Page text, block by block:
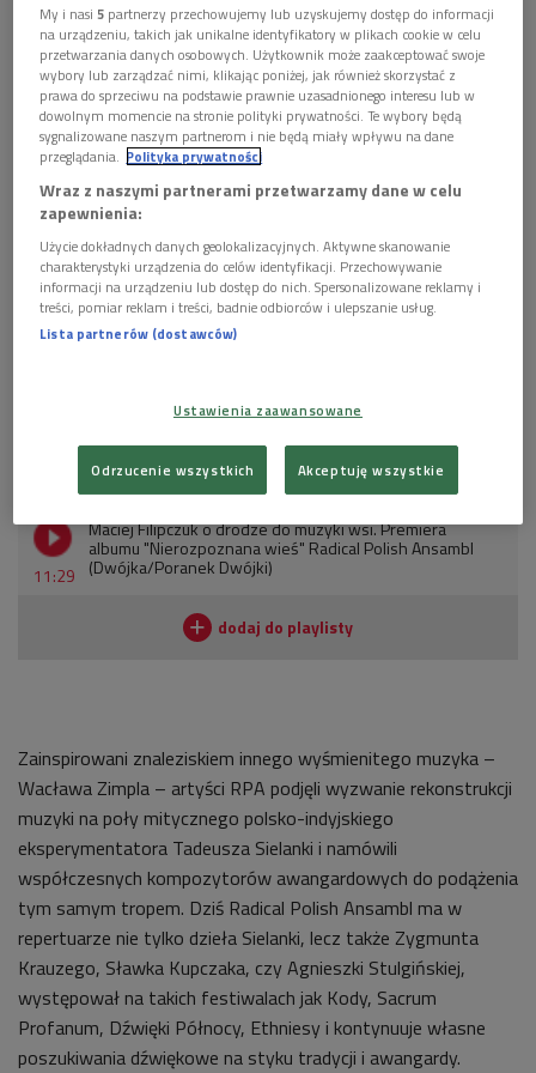
Kto gra w Radical Polish Ansambl?
Radical Polish Ansambl to utopijna próba połączenia tego, co
najbardziej archaiczne w tradycji polskiej wsi, z tym, co
najbardziej awangardowe we współczesnej muzyce
eksperymentalnej.
Zespół to sześć "ludowych" skrzypaczek i skrzypków oraz
grający na dżazie perkusista – artyści znani z takich grup, jak
L. Stadt, Lautari, Tęgie Chłopy czy Odpoczno: Maciej Filipczuk
(kierownictwo muzyczne), Emilia Bolibrzuch, Łucja Siedlik,
POSŁUCHAJ 2. CZĘŚCI ROZMOWY Z MACIEJEM
FILIPCZUKIEM
11:29
Maciej Filipczuk o drodze do muzyki wsi. Premiera
albumu "Nierozpoznana wieś" Radical Polish Ansambl
(Dwójka/Poranek Dwójki)
Zainspirowani znaleziskiem innego wyśmienitego muzyka –
Wacława Zimpla – artyści RPA podjęli wyzwanie rekonstrukcji
muzyki na poły mitycznego polsko-indyjskiego
eksperymentatora Tadeusza Sielanki i namówili
współczesnych kompozytorów awangardowych do podążenia
tym samym tropem. Dziś Radical Polish Ansambl ma w
repertuarze nie tylko dzieła Sielanki, lecz także Zygmunta
Krauzego, Sławka Kupczaka, czy Agnieszki Stulgińskiej,
występował na takich festiwalach jak Kody, Sacrum
Profanum, Dźwięki Północy, Ethniesy i kontynuuje własne
poszukiwania dźwiękowe na styku tradycji i awangardy.
My i nasi5 partnerzy przechowujemy lub uzyskujemy dostęp do informacji
na urządzeniu, takich jak unikalne identyfikatory w plikach cookie w celu
przetwarzania danych osobowych. Użytkownik może zaakceptować swoje
wybory lub zarządzać nimi, klikając poniżej, jak również skorzystać z
prawa do sprzeciwu na podstawie prawnie uzasadnionego interesu lub w
dowolnym momencie na stronie polityki prywatności. Te wybory będą
sygnalizowane naszym partnerom i nie będą miały wpływu na dane
przeglądania. Polityka prywatności
Wraz z naszymi partnerami przetwarzamy dane w celu
zapewnienia:
Użycie dokładnych danych geolokalizacyjnych. Aktywne skanowanie
charakterystyki urządzenia do celów identyfikacji. Przechowywanie
informacji na urządzeniu lub dostęp do nich. Spersonalizowane reklamy i
treści, pomiar reklam i treści, badnie odbiorców i ulepszanie usług.
Lista partnerów (dostawców)
Ustawienia zaawansowane
Odrzucenie wszystkich Akceptuję wszystkie